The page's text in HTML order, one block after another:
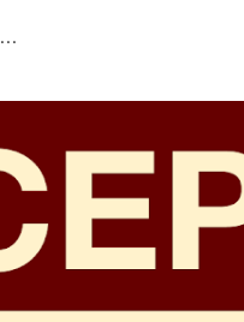
EMECEP Consultoría Económica y Asesoría Financiera | 988-558-849 | Perú | Asesoría Económica | Financiera | Empresarial | Estudios | Pericias